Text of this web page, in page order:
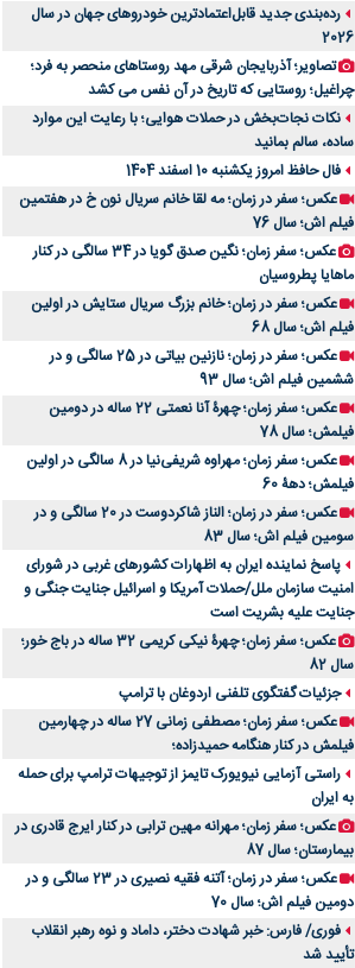
رده‌بندی جدید قابل‌اعتمادترین خودروهای جهان در سال
2026
تصاویر؛ آذربایجان شرقی مهد روستاهای منحصر به فرد؛
چراغیل؛ روستایی که تاریخ در آن نفس می کشد
نکات نجات‌بخش در حملات هوایی؛ با رعایت این موارد
ساده، سالم بمانید
فال حافظ امروز یکشنبه 10 اسفند 1404
عکس؛ سفر در زمان؛ مه لقا خانم سریال نون خ در هفتمین
فیلم اش؛ سال 76
عکس؛ سفر زمان؛ نگین صدق گویا در 34 سالگی در کنار
ماهایا پطروسیان
عکس؛ سفر در زمان؛ خانم بزرگ سریال ستایش در اولین
فیلم اش؛ سال 68
عکس؛ سفر در زمان؛ نازنین بیاتی در 25 سالگی و در
ششمین فیلم اش؛ سال 93
عکس؛ سفر زمان؛ چهرۀ آنا نعمتی 22 ساله در دومین
فیلمش؛ سال 78
عکس؛ سفر زمان؛ مهراوه شریفی‌نیا در 8 سالگی در اولین
فیلمش؛ دهۀ 60
عکس؛ سفر در زمان؛ الناز شاکردوست در 20 سالگی و در
سومین فیلم اش؛ سال 83
پاسخ نماینده ایران به اظهارات کشورهای غربی در شورای
امنیت سازمان ملل/حملات آمریکا و اسرائیل جنایت جنگی و
جنایت علیه بشریت است
عکس؛ سفر زمان؛ چهرۀ نیکی کریمی 32 ساله در باج خور؛
سال 82
جزئیات گفتگوی تلفنی اردوغان با ترامپ
عکس؛ سفر زمان؛ مصطفی زمانی 27 ساله در چهارمین
فیلمش در کنار هنگامه حمیدزاده؛
راستی آزمایی نیویورک تایمز از توجیهات ترامپ برای حمله
به ایران
عکس؛ سفر زمان؛ مهرانه مهین ترابی در کنار ایرج قادری در
بیمارستان؛ سال 87
عکس؛ سفر در زمان؛ آتنه فقیه نصیری در 23 سالگی و در
دومین فیلم اش؛ سال 70
فوری/ فارس: خبر شهادت دختر، داماد و نوه رهبر انقلاب
تأیید شد